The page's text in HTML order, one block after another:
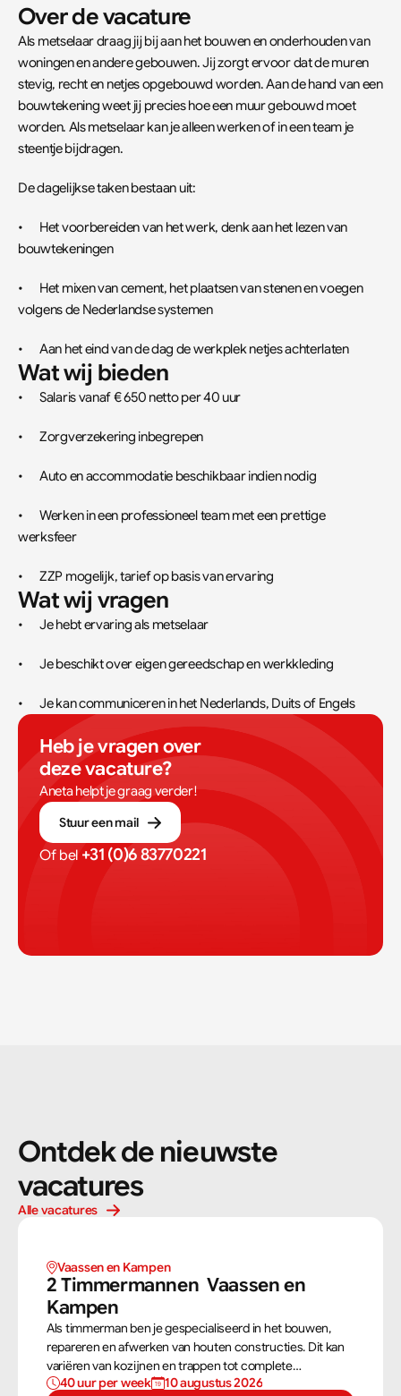
Over de vacature
Als metselaar draag jij bij aan het bouwen en onderhouden van
woningen en andere gebouwen. Jij zorgt ervoor dat de muren
stevig, recht en netjes opgebouwd worden. Aan de hand van een
bouwtekening weet jij precies hoe een muur gebouwd moet
worden. Als metselaar kan je alleen werken of in een team je
steentje bijdragen.
De dagelijkse taken bestaan uit:
•	Het voorbereiden van het werk, denk aan het lezen van
bouwtekeningen
•	Het mixen van cement, het plaatsen van stenen en voegen
volgens de Nederlandse systemen
•	Aan het eind van de dag de werkplek netjes achterlaten
Wat wij bieden
•	Salaris vanaf € 650 netto per 40 uur
•	Zorgverzekering inbegrepen
•	Auto en accommodatie beschikbaar indien nodig
•	Werken in een professioneel team met een prettige
werksfeer
•	ZZP mogelijk, tarief op basis van ervaring
Wat wij vragen
•	Je hebt ervaring als metselaar
•	Je beschikt over eigen gereedschap en werkkleding
•	Je kan communiceren in het Nederlands, Duits of Engels
Heb je vragen over
deze vacature?
Aneta helpt je graag verder!
Stuur een mail
Of bel +31 (0)6 83770221
Ontdek de nieuwste
vacatures
Alle vacatures
Vaassen en Kampen
2 Timmermannen  Vaassen en
Kampen
Als timmerman ben je gespecialiseerd in het bouwen,
repareren en afwerken van houten constructies. Dit kan
variëren van kozijnen en trappen tot complete
dakconstructies en gevels. Aan de hand van
40 uur per week 10 augustus 2026